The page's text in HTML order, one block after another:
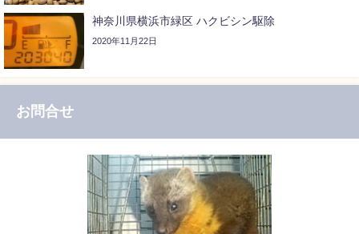
神奈川県横浜市緑区 ハクビシン駆除
2020年11月22日
お問合せ